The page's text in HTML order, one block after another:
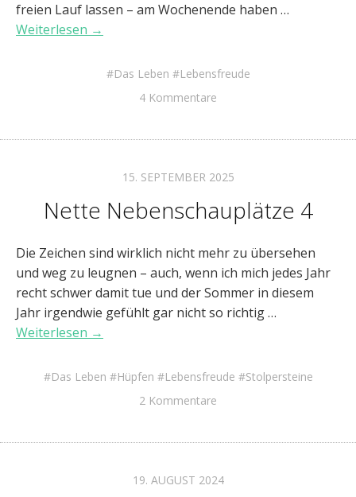
freien Lauf lassen – am Wochenende haben …
Weiterlesen →
Das Leben
Lebensfreude
4 Kommentare
15. SEPTEMBER 2025
Nette Nebenschauplätze 4
Die Zeichen sind wirklich nicht mehr zu übersehen
und weg zu leugnen – auch, wenn ich mich jedes Jahr
recht schwer damit tue und der Sommer in diesem
Jahr irgendwie gefühlt gar nicht so richtig …
Weiterlesen →
Das Leben Hüpfen Lebensfreude
Stolpersteine
2 Kommentare
19. AUGUST 2024